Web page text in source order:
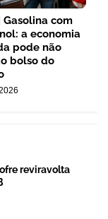
Gasolina com
a economia
pode não
bolso do
reviravolta